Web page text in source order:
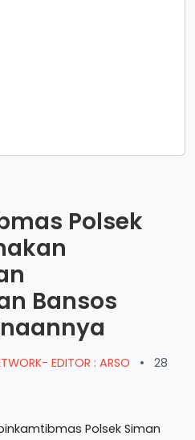
Polsek
Bansos
EDITOR : ARSO •
28
Polsek Siman